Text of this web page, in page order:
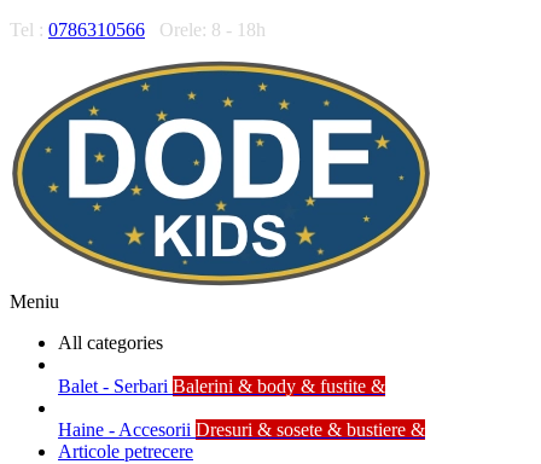
Tel : 0786310566 Orele: 8 - 18h
Meniu
All categories
Balet - Serbari Balerini & body & fustite &
Haine - Accesorii Dresuri & sosete & bustiere &
Articole petrecere